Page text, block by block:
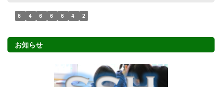
6 4 6 6 6 4 2
お知らせ